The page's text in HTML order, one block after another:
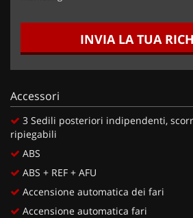
INVIA LA TUA
Accessori
3 Sedili posteriori indipendenti,
ripiegabili
ABS
ABS + REF + AFU
Accensione automatica dei fari
Accensione automatica fari